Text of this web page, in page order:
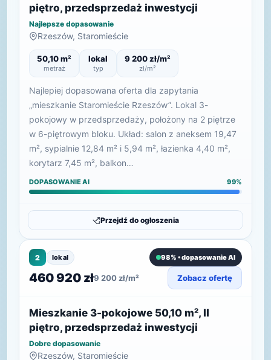
piętro, przedsprzedaż inwestycji
Najlepsze dopasowanie
Rzeszów, Staromieście
50,10 m²
metraż
lokal
typ
9 200 zł/m²
zł/m²
Najlepiej dopasowana oferta dla zapytania
„mieszkanie Staromieście Rzeszów”. Lokal 3-
pokojowy w przedsprzedaży, położony na 2 piętrze
w 6-piętrowym bloku. Układ: salon z aneksem 19,47
m², sypialnie 12,84 m² i 5,94 m², łazienka 4,40 m²,
korytarz 7,45 m², balkon…
DOPASOWANIE AI 99%
Przejdź do ogłoszenia
2 lokal 98% • dopasowanie AI
460 920 zł9 200 zł/m² Zobacz ofertę
Mieszkanie 3-pokojowe 50,10 m², II
piętro, przedsprzedaż inwestycji
Dobre dopasowanie
Rzeszów, Staromieście